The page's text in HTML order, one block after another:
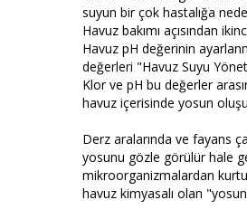
suyun bir çok hastalığa
Havuz bakımı açısından
Havuz pH değerinin
değerleri "Havuz Suyu
Klor ve pH bu değerler
havuz içerisinde yosun
Derz aralarında ve fayans
yosunu gözle görülür hale
mikroorganizmalardan
havuz kimyasalı olan